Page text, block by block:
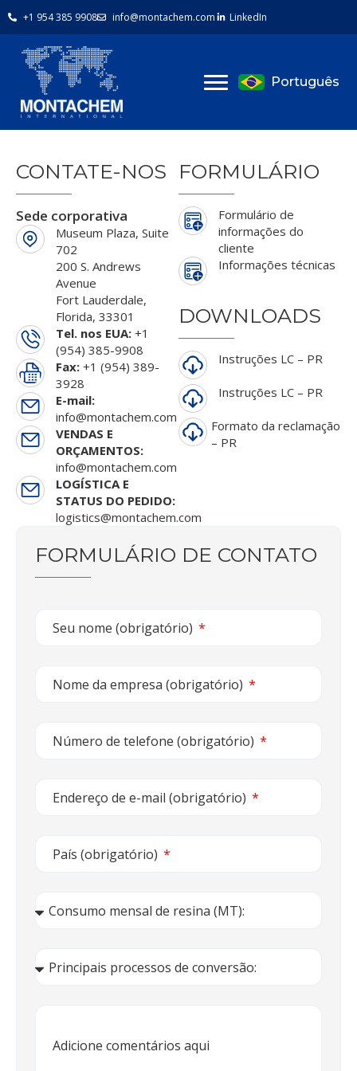
+1 954 385 9908 info@montachem.com LinkedIn
Português
CONTATE-NOS
Sede corporativa
Museum Plaza, Suite
702
200 S. Andrews
Avenue
Fort Lauderdale,
Florida, 33301
Tel. nos EUA: +1
(954) 385-9908
Fax: +1 (954) 389-
3928
E-mail:
info@montachem.com
VENDAS E
ORÇAMENTOS:
info@montachem.com
LOGÍSTICA E
STATUS DO PEDIDO:
logistics@montachem.com
FORMULÁRIO
Formulário de
informações do
cliente
Informações técnicas
DOWNLOADS
Instruções LC – PR
Instruções LC – PR
Formato da reclamação
– PR
FORMULÁRIO DE CONTATO
Seu nome (obrigatório)
Nome da empresa (obrigatório)
Número de telefone (obrigatório)
Endereço de e-mail (obrigatório)
País (obrigatório)
Consumo mensal de resina (MT):
Processo de conversão principal:
Adicione comentários aqui